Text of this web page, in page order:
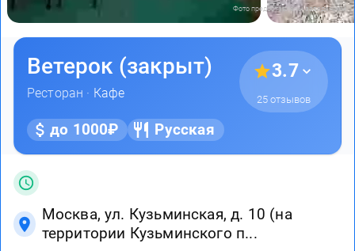
Фото предоставлены заведением
Ветерок (закрыт)
Ресторан · Кафе
3.7
25 отзывов
до 1000₽ Русская
Москва, ул. Кузьминская, д. 10 (на
территории Кузьминского п...